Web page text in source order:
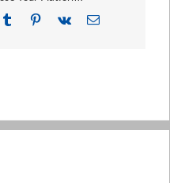
TumblrPinterest
Vk
E-